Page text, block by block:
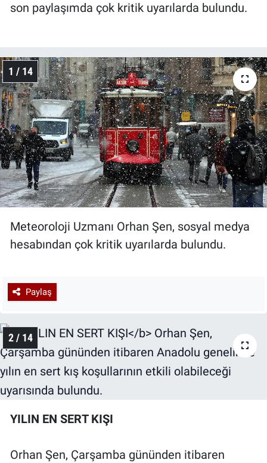
son paylaşımda çok kritik uyarılarda bulundu.
1 / 14
Meteoroloji Uzmanı Orhan Şen, sosyal medya
hesabından çok kritik uyarılarda bulundu.
Paylaş
2 / 14
YILIN EN SERT KIŞI
Orhan Şen, Çarşamba gününden itibaren